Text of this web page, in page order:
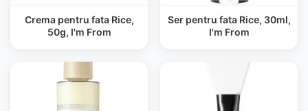
Crema pentru fata Rice,
50g, I'm From
Ser pentru fata Rice, 30ml,
I'm From